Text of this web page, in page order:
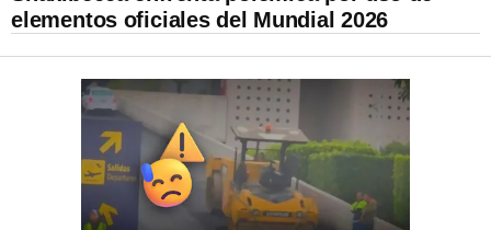
elementos oficiales del Mundial 2026